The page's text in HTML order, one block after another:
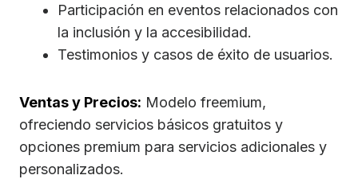
Participación en eventos relacionados con
la inclusión y la accesibilidad.
Testimonios y casos de éxito de usuarios.
Ventas y Precios: Modelo freemium,
ofreciendo servicios básicos gratuitos y
opciones premium para servicios adicionales y
personalizados.